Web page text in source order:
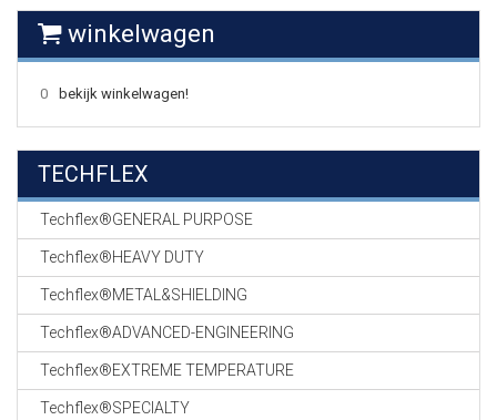
KOPER KABEL
KOPER/FIBER
KABELS
EN
TOEBEHOREN
CABLE EQUIPEMENTS
winkelwagen
0 bekijk winkelwagen!
TECHFLEX
Techflex®GENERAL PURPOSE
Techflex®HEAVY DUTY
Techflex®METAL&SHIELDING
Techflex®ADVANCED-ENGINEERING
Techflex®EXTREME TEMPERATURE
Techflex®SPECIALTY